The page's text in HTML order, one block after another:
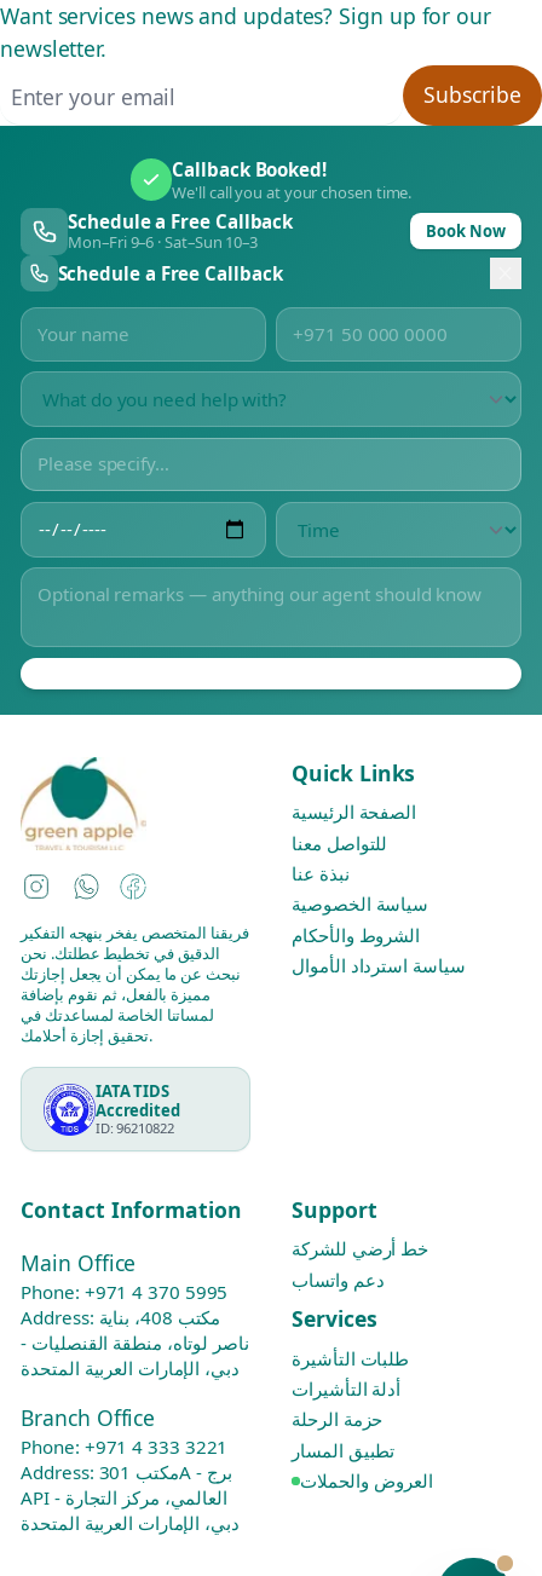
Want services news and updates? Sign up for our
newsletter.
Subscribe
Callback Booked!
We'll call you at your chosen time.
Schedule a Free Callback
Mon–Fri 9–6 · Sat–Sun 10–3 Book Now
Schedule a Free Callback
Instagram
WhatsAppFacebook
فريقنا المتخصص يفخر بنهجه التفكير
الدقيق في تخطيط عطلتك. نحن
نبحث عن ما يمكن أن يجعل إجازتك
مميزة بالفعل، ثم نقوم بإضافة
لمساتنا الخاصة لمساعدتك في
تحقيق إجازة أحلامك.
IATA TIDS
Accredited
ID: 96210822
Quick Links
الصفحة الرئيسية
للتواصل معنا
نبذة عنا
سياسة الخصوصية
الشروط والأحكام
سياسة استرداد الأموال
Contact Information
Main Office
Phone: +971 4 370 5995
Address: مكتب 408، بناية
ناصر لوتاه، منطقة القنصليات -
دبي، الإمارات العربية المتحدة
Branch Office
Phone: +971 4 333 3221
Address: مكتب 301A - برج
API العالمي، مركز التجارة -
دبي، الإمارات العربية المتحدة
Support
خط أرضي للشركة
دعم واتساب
Services
طلبات التأشيرة
أدلة التأشيرات
حزمة الرحلة
تطبيق المسار
العروض والحملات